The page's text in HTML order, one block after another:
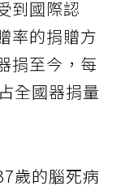
到國際認
率的捐贈方
捐至今，每
全國器捐量
歲的腦死病